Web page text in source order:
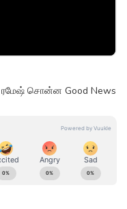
ரமேஷ் சொன்ன Good News